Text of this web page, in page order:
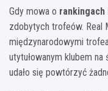
Gdy mowa o rankingach
zdobytych trofeów. Real
międzynarodowymi
utytułowanym klubem
udało się powtórzyć